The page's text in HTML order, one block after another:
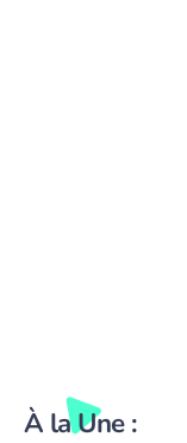
À la Une :